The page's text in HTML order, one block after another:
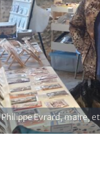
Philippe Evrard, maire,